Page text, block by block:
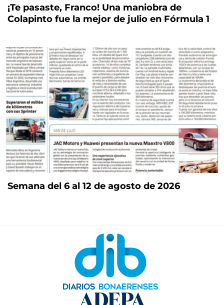
¡Te pasaste, Franco! Una maniobra de
Colapinto fue la mejor de julio en Fórmula 1
Semana del 6 al 12 de agosto de 2026